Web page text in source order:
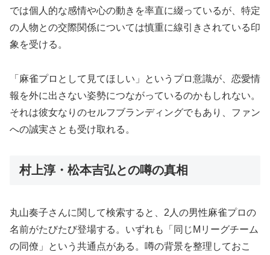
では個人的な感情や心の動きを率直に綴っているが、特定
の人物との交際関係については慎重に線引きされている印
象を受ける。
「麻雀プロとして見てほしい」というプロ意識が、恋愛情
報を外に出さない姿勢につながっているのかもしれない。
それは彼女なりのセルフブランディングでもあり、ファン
への誠実さとも受け取れる。
村上淳・松本吉弘との噂の真相
丸山奏子さんに関して検索すると、2人の男性麻雀プロの
名前がたびたび登場する。いずれも「同じMリーグチーム
の同僚」という共通点がある。噂の背景を整理しておこ